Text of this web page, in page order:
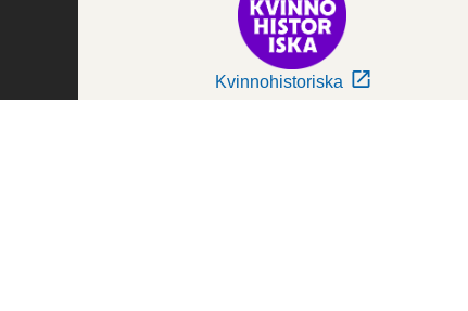
Kvinnohistoriska